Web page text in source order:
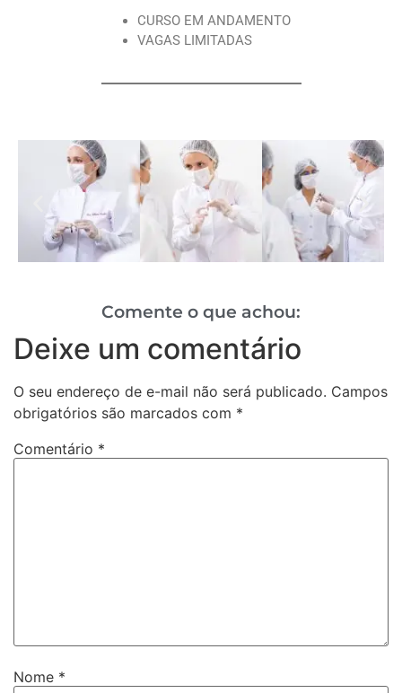
CURSO EM ANDAMENTO
VAGAS LIMITADAS
Comente o que achou:
Deixe um comentário
O seu endereço de e-mail não será publicado. Campos
obrigatórios são marcados com *
Comentário *
Nome *